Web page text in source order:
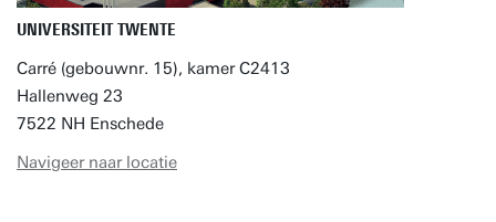
UNIVERSITEIT TWENTE
Carré (gebouwnr. 15), kamer C2413
Hallenweg 23
7522 NH Enschede
Navigeer naar locatie